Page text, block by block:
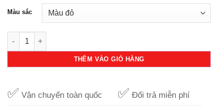
Màu sắc
Xe đẩy 2 chiều cao cấp Joovy Qatta S113 nhiều màu số lượng
THÊM VÀO GIỎ HÀNG
✅ Vận chuyển toàn quốc ✅ Đổi trả miễn phí